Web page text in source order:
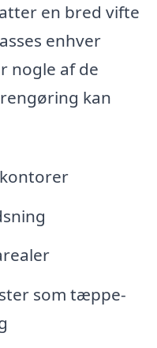
en bred vifte
enhver
nogle af de
kan
som tæppe-